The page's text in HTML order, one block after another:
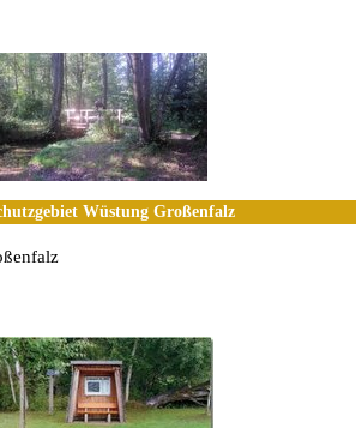
Wüstung Großenfalz